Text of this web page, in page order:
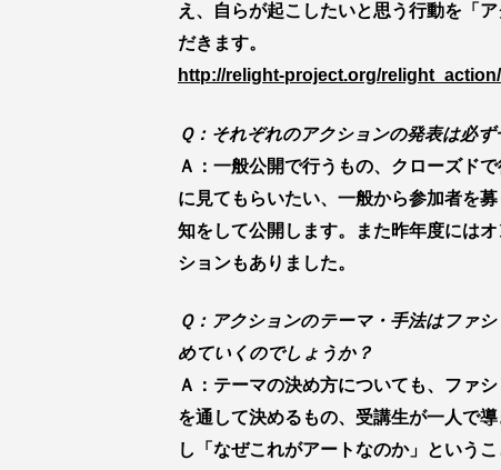
え、自らが起こしたいと思う行動を「
だきます。
http://relight-project.org/relight_action/
Ｑ：それぞれのアクションの発表は必
Ａ：一般公開で行うもの、クローズド
に見てもらいたい、一般から参加者を
知をして公開します。また昨年度には
ションもありました。
Ｑ：アクションのテーマ・手法はファ
めていくのでしょうか？
Ａ：テーマの決め方についても、ファ
を通して決めるもの、受講生が一人で
し「なぜこれがアートなのか」という